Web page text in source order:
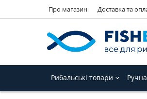
Про магазин Доставка та
Рибальські товари